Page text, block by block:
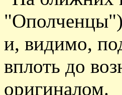
и, видимо,
вплоть до
оригиналом.